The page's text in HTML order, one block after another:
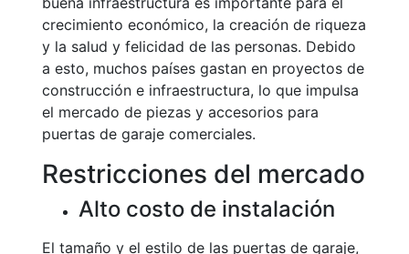
crecimiento económico, la creación de riqueza
y la salud y felicidad de las personas. Debido
a esto, muchos países gastan en proyectos de
construcción e infraestructura, lo que impulsa
el mercado de piezas y accesorios para
puertas de garaje comerciales.
Restricciones del mercado
Alto costo de instalación
El tamaño y el estilo de las puertas de garaje,